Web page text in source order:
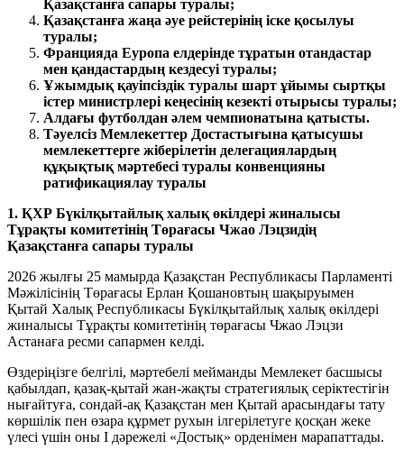
Қазақстанға сапары туралы;
Қазақстанға жаңа әуе рейстерінің іске қосылуы
туралы;
Францияда Еуропа елдерінде тұратын отандастар
мен қандастардың кездесуі туралы;
Ұжымдық қауіпсіздік туралы шарт ұйымы cыртқы
істер министрлері кеңесінің кезекті отырысы туралы;
Алдағы футболдан әлем чемпионатына қатысты.
Тәуелсіз Мемлекеттер Достастығына қатысушы
мемлекеттерге жіберілетін делегациялардың
құқықтық мәртебесі туралы конвенцияны
ратификациялау туралы
1. ҚХР Бүкілқытайлық халық өкілдері жиналысы
Тұрақты комитетінің Төрағасы Чжао Лэцзидің
Қазақстанға сапары туралы
2026 жылғы 25 мамырда Қазақстан Республикасы Парламенті
Мәжілісінің Төрағасы Ерлан Қошановтың шақыруымен
Қытай Халық Республикасы Бүкілқытайлық халық өкілдері
жиналысы Тұрақты комитетінің төрағасы Чжао Лэцзи
Астанаға ресми сапармен келді.
Өздеріңізге белгілі, мәртебелі мейманды Мемлекет басшысы
қабылдап, қазақ-қытай жан-жақты стратегиялық серіктестігін
нығайтуға, сондай-ақ Қазақстан мен Қытай арасындағы тату
көршілік пен өзара құрмет рухын ілгерілетуге қосқан жеке
үлесі үшін оны І дәрежелі «Достық» орденімен марапаттады.